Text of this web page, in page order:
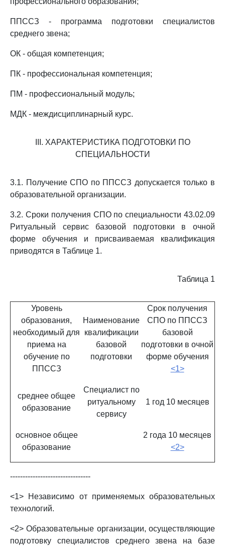
ППССЗ - программа подготовки специалистов
среднего звена;
ОК - общая компетенция;
ПК - профессиональная компетенция;
ПМ - профессиональный модуль;
МДК - междисциплинарный курс.
III. ХАРАКТЕРИСТИКА ПОДГОТОВКИ ПО
СПЕЦИАЛЬНОСТИ
3.1. Получение СПО по ППССЗ допускается только в
образовательной организации.
3.2. Сроки получения СПО по специальности 43.02.09
Ритуальный сервис базовой подготовки в очной
форме обучения и присваиваемая квалификация
приводятся в Таблице 1.
Таблица 1
Уровень
образования,
необходимый для
приема на
обучение по
ППССЗ
Наименование
квалификации
базовой
подготовки
Срок получения
СПО по ППССЗ
базовой
подготовки в очной
форме обучения
<1>
среднее общее
образование
Специалист по
ритуальному
сервису
1 год 10 месяцев
основное общее
образование
2 года 10 месяцев
<2>
--------------------------------
<1> Независимо от применяемых образовательных
технологий.
<2> Образовательные организации, осуществляющие
подготовку специалистов среднего звена на базе